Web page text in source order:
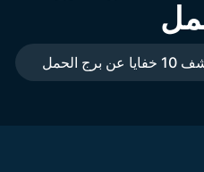
عن برج الحمل